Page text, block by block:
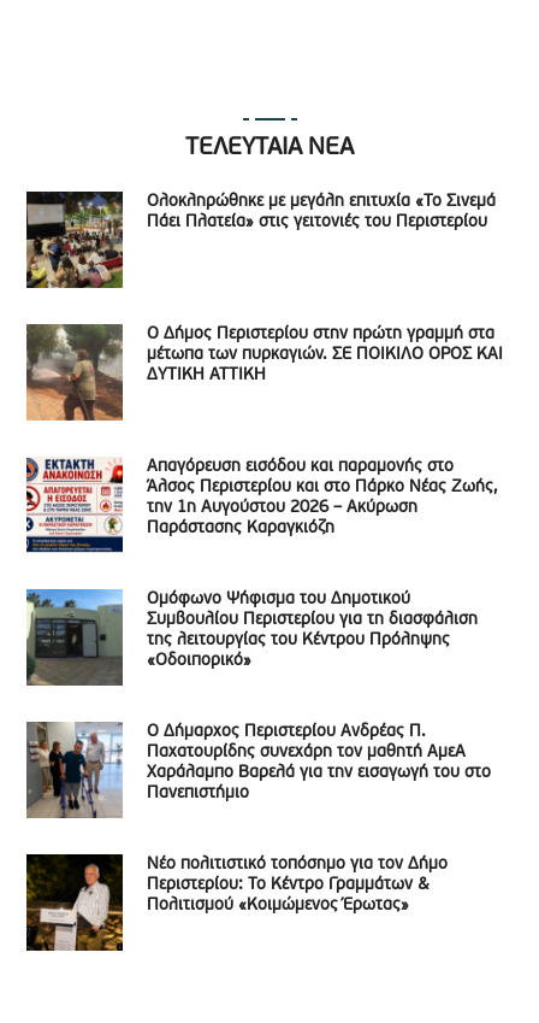
ΤΕΛΕΥΤΑΙΑ ΝΕΑ
Ολοκληρώθηκε με μεγάλη επιτυχία «Το Σινεμά
Πάει Πλατεία» στις γειτονιές του Περιστερίου
Ο Δήμος Περιστερίου στην πρώτη γραμμή στα
μέτωπα των πυρκαγιών. ΣΕ ΠΟΙΚΙΛΟ ΟΡΟΣ ΚΑΙ
ΔΥΤΙΚΗ ΑΤΤΙΚΗ
Απαγόρευση εισόδου και παραμονής στο
Άλσος Περιστερίου και στο Πάρκο Νέας Ζωής,
την 1η Αυγούστου 2026 – Ακύρωση
Παράστασης Καραγκιόζη
Ομόφωνο Ψήφισμα του Δημοτικού
Συμβουλίου Περιστερίου για τη διασφάλιση
της λειτουργίας του Κέντρου Πρόληψης
«Οδοιπορικό»
Ο Δήμαρχος Περιστερίου Ανδρέας Π.
Παχατουρίδης συνεχάρη τον μαθητή ΑμεΑ
Χαράλαμπο Βαρελά για την εισαγωγή του στο
Πανεπιστήμιο
Νέο πολιτιστικό τοπόσημο για τον Δήμο
Περιστερίου: Το Κέντρο Γραμμάτων &
Πολιτισμού «Κοιμώμενος Έρωτας»